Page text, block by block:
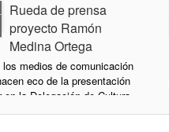
Rueda de prensa
proyecto Ramón
Medina Ortega
los medios de comunicación
eco de la presentación
en la Delegación de Cultura
de Córdoba del